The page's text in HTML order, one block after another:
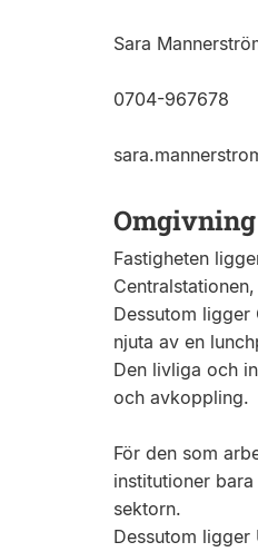
Sara
0704-967678
Omgivning
Fastigheten
Dessutom
njuta av en
Den livliga och
och avkoppling.
För den som
institutioner
sektorn.
Dessutom ligger